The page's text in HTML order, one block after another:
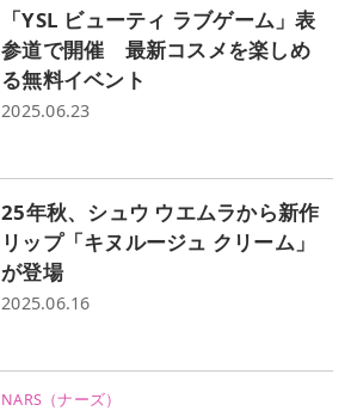
「YSL ビューティ ラブゲーム」表
参道で開催 最新コスメを楽しめ
る無料イベント
2025.06.23
25年秋、シュウ ウエムラから新作
リップ「キヌルージュ クリーム」
が登場
2025.06.16
NARS（ナーズ）